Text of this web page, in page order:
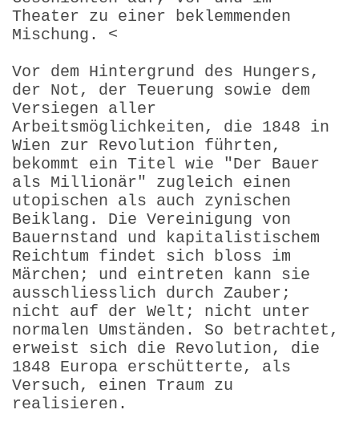
Theater zu einer beklemmenden
Mischung. <
Vor dem Hintergrund des Hungers,
der Not, der Teuerung sowie dem
Versiegen aller
Arbeitsmöglichkeiten, die 1848 in
Wien zur Revolution führten,
bekommt ein Titel wie "Der Bauer
als Millionär" zugleich einen
utopischen als auch zynischen
Beiklang. Die Vereinigung von
Bauernstand und kapitalistischem
Reichtum findet sich bloss im
Märchen; und eintreten kann sie
ausschliesslich durch Zauber;
nicht auf der Welt; nicht unter
normalen Umständen. So betrachtet,
erweist sich die Revolution, die
1848 Europa erschütterte, als
Versuch, einen Traum zu
realisieren.